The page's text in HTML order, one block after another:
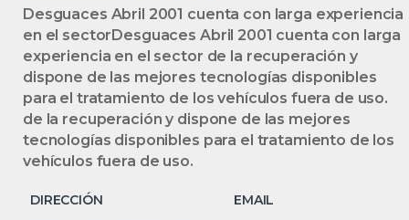
Desguaces Abril 2001 cuenta con larga experiencia
en el sectorDesguaces Abril 2001 cuenta con larga
experiencia en el sector de la recuperación y
dispone de las mejores tecnologías disponibles
para el tratamiento de los vehículos fuera de uso.
de la recuperación y dispone de las mejores
tecnologías disponibles para el tratamiento de los
vehículos fuera de uso.
DIRECCIÓN EMAIL